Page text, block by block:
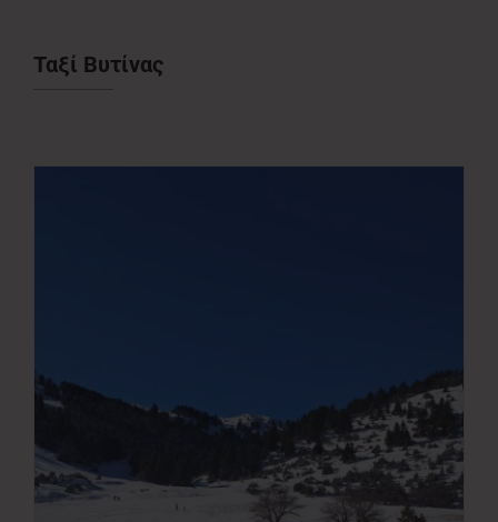
Νέα
Ταξί Βυτίνας